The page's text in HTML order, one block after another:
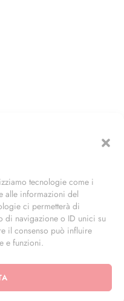
tecnologie come i
alle informazioni del
ci permetterà di
di navigazione o ID unici su
il consenso può influire
e funzioni.
Naviglio (MI)